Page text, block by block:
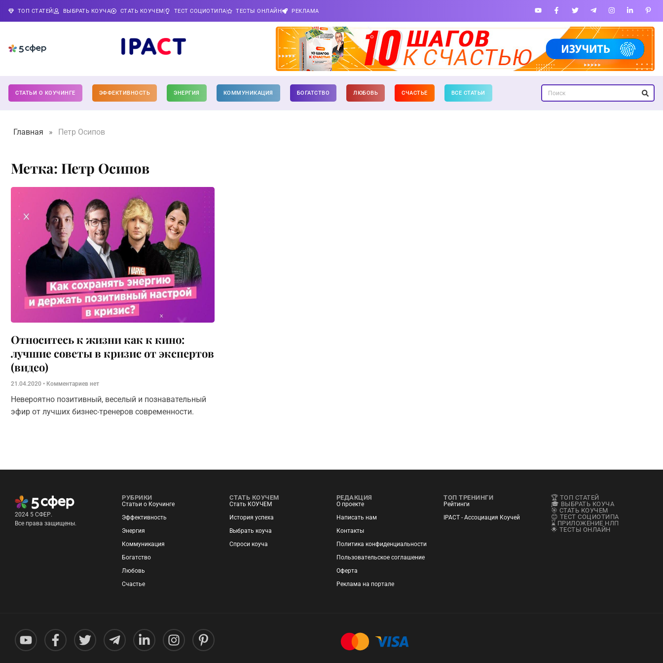
ТОП СТАТЕЙ ВЫБРАТЬ КОУЧА СТАТЬ КОУЧЕМ ТЕСТ СОЦИОТИПА ТЕСТЫ ОНЛАЙН РЕКЛАМА
СТАТЬИ О КОУЧИНГЕ ЭФФЕКТИВНОСТЬ ЭНЕРГИЯ КОММУНИКАЦИЯ БОГАТСТВО ЛЮБОВЬ СЧАСТЬЕ ВСЕ СТАТЬИ
Главная » Петр Осипов
Метка: Петр Осипов
Относитесь к жизни как к кино:
лучшие советы в кризис от экспертов
(видео)
21.04.2020 Комментариев нет
Невероятно позитивный, веселый и познавательный
эфир от лучших бизнес-тренеров современности.
2024 5 СФЕР.
Все права защищены.
РУБРИКИ
Статьи о Коучинге
Эффективность
Энергия
Коммуникация
Богатство
Любовь
Счастье
СТАТЬ КОУЧЕМ
Стать КОУЧЕМ
История успеха
Выбрать коуча
Спроси коуча
РЕДАКЦИЯ
О проекте
Написать нам
Контакты
Политика конфиденциальности
Пользовательское соглашение
Оферта
Реклама на портале
ТОП ТРЕНИНГИ
Рейтинги
IPACT - Ассоциация Коучей
🏆 ТОП СТАТЕЙ
🎓 ВЫБРАТЬ КОУЧА
🎯 СТАТЬ КОУЧЕМ
😊 ТЕСТ СОЦИОТИПА
⌛ ПРИЛОЖЕНИЕ НЛП
🌟 ТЕСТЫ ОНЛАЙН